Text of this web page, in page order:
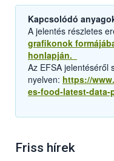
Kapcsolódó
A jelentés részletes
grafikonok
honlapján.
Az EFSA jelentéséről
nyelven: https://
es-food-latest-data-
Friss hírek